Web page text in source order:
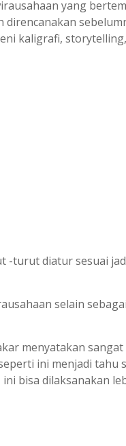
yang
kaligrafi, storytelling,
-turut diatur sesuai
selain
menyatakan
ini menjadi tahu
bisa dilaksanakan